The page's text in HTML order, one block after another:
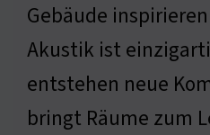
Gebäude
Akustik ist
entstehen neue
bringt Räume zum